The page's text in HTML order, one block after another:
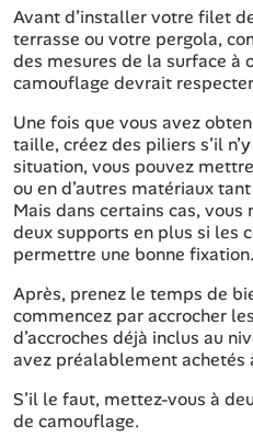
Avant d’installer votre filet
terrasse ou votre pergola,
des mesures de la surface à
camouflage devrait
Une fois que vous avez
taille, créez des piliers s’il
situation, vous pouvez
ou en d’autres matériaux
Mais dans certains cas, vous
deux supports en plus si les
permettre une bonne fixation.
Après, prenez le temps de
commencez par accrocher
d’accroches déjà inclus au
avez préalablement achetés
S’il le faut, mettez-vous à
de camouflage.